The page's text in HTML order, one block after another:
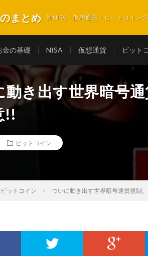
まとめ 新NISA・仮想通貨・ビットコイン
金の基礎 NISA 仮想通貨 ビット
動き出す世界暗号
!!
ビットコイン
ビットコイン ついに動き出す世界暗号通貨規制